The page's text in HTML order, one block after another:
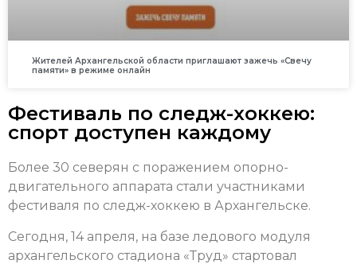
Жителей Архангельской области приглашают зажечь «Свечу
памяти» в режиме онлайн
Фестиваль по следж-хоккею:
спорт доступен каждому
Более 30 северян с поражением опорно-
двигательного аппарата стали участниками
фестиваля по следж-хоккею в Архангельске.
Сегодня, 14 апреля, на базе ледового модуля
архангельского стадиона «Труд» стартовал